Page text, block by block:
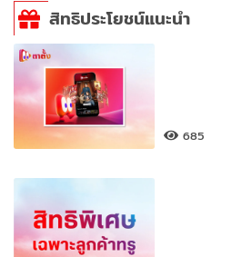
สิทธิประโยชน์แนะนำ
685